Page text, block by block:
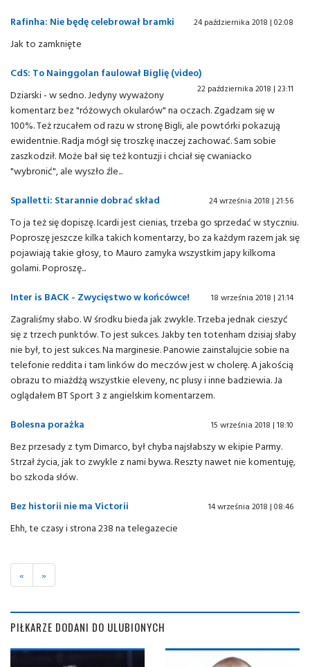
Rafinha: Nie będę celebrował bramki
24 października 2018 | 02:08
Jak to zamknięte
CdS: To Nainggolan faulował Biglię (video)
22 października 2018 | 23:11
Dziarski - w sedno. Jedyny wyważony
komentarz bez "różowych okularów" na oczach. Zgadzam się w
100%. Też rzucałem od razu w stronę Bigli, ale powtórki pokazują
ewidentnie. Radja mógł się troszkę inaczej zachować. Sam sobie
zaszkodził. Może bał się też kontuzji i chciał się cwaniacko
"wybronić", ale wyszło źle...
Spalletti: Starannie dobrać skład
24 września 2018 | 21:56
To ja też się dopiszę. Icardi jest cienias, trzeba go sprzedać w styczniu.
Poproszę jeszcze kilka takich komentarzy, bo za każdym razem jak się
pojawiają takie głosy, to Mauro zamyka wszystkim japy kilkoma
golami. Poproszę...
Inter is BACK - Zwycięstwo w końcówce!
18 września 2018 | 21:14
Zagraliśmy słabo. W środku bieda jak zwykle. Trzeba jednak cieszyć
się z trzech punktów. To jest sukces. Jakby ten totenham dzisiaj słaby
nie był, to jest sukces. Na marginesie. Panowie zainstalujcie sobie na
telefonie reddita i tam linków do meczów jest w cholerę. A jakością
obrazu to miażdżą wszystkie eleveny, nc plusy i inne badziewia. Ja
oglądałem BT Sport 3 z angielskim komentarzem.
Bolesna porażka
15 września 2018 | 18:10
Bez przesady z tym Dimarco, był chyba najsłabszy w ekipie Parmy.
Strzał życia, jak to zwykle z nami bywa. Reszty nawet nie komentuję,
bo szkoda słów.
Bez historii nie ma Victorii
14 września 2018 | 08:46
Ehh, te czasy i strona 238 na telegazecie
« »
PIŁKARZE DODANI DO ULUBIONYCH